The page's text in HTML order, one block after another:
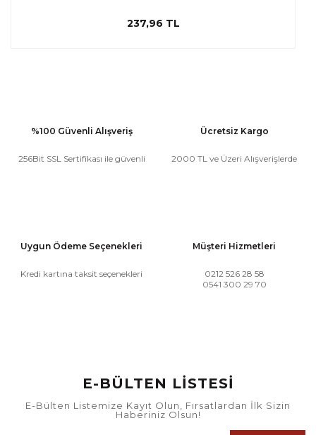
237,96 TL
%100 Güvenli Alışveriş
256Bit SSL Sertifikası ile güvenli
Ücretsiz Kargo
2000 TL ve Üzeri Alışverişlerde
Uygun Ödeme Seçenekleri
Kredi kartına taksit seçenekleri
Müşteri Hizmetleri
0212 526 28 58
0541 300 29 70
E-BÜLTEN LİSTESİ
E-Bülten Listemize Kayıt Olun, Fırsatlardan İlk Sizin
Haberiniz Olsun!